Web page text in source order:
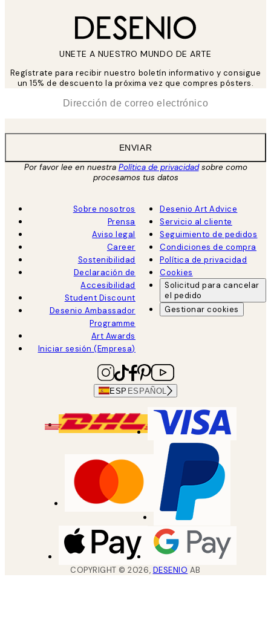
UNETE A NUESTRO MUNDO DE ARTE
Regístrate para recibir nuestro boletín informativo y consigue
un 15% de descuento la próxima vez que compres pósters.
ENVIAR
Por favor lee en nuestra Política de privacidadsobre como
procesamos tus datos
Sobre nosotros
Prensa
Aviso legal
Career
Sostenibilidad
Declaración de
Accesibilidad
Student Discount
Desenio Ambassador
Programme
Art Awards
Iniciar sesión (Empresa)
Desenio Art Advice
Servicio al cliente
Seguimiento de pedidos
Condiciones de compra
Política de privacidad
Cookies
Solicitud para cancelar
el pedido
Gestionar cookies
ESP ESPAÑOL
COPYRIGHT ©2026, DESENIO AB